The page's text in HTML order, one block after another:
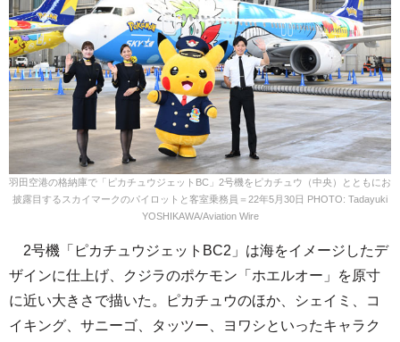
羽田空港の格納庫で「ピカチュウジェットBC」2号機をピカチュウ（中央）とともにお
披露目するスカイマークのパイロットと客室乗務員＝22年5月30日 PHOTO: Tadayuki
YOSHIKAWA/Aviation Wire
2号機「ピカチュウジェットBC2」は海をイメージしたデ
ザインに仕上げ、クジラのポケモン「ホエルオー」を原寸
に近い大きさで描いた。ピカチュウのほか、シェイミ、コ
イキング、サニーゴ、タッツー、ヨワシといったキャラク